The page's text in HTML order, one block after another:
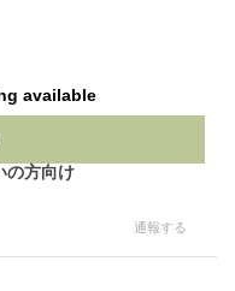
available
の方向け
通報する